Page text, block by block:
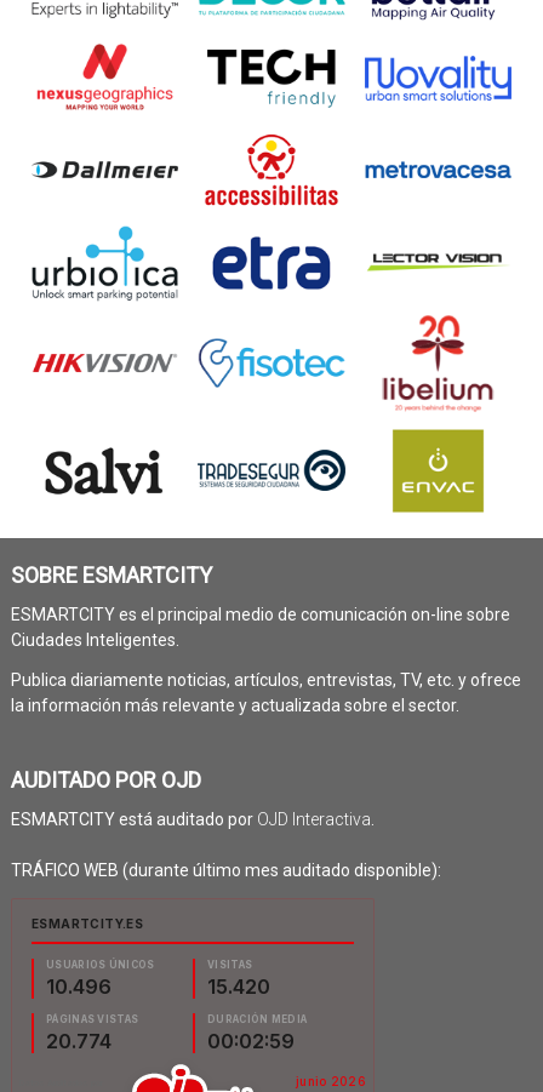
SOBRE ESMARTCITY
ESMARTCITY es el principal medio de comunicación on-line sobre
Ciudades Inteligentes.
Publica diariamente noticias, artículos, entrevistas, TV, etc. y ofrece
la información más relevante y actualizada sobre el sector.
AUDITADO POR OJD
ESMARTCITY está auditado por OJD Interactiva
TRÁFICO WEB (durante último mes auditado disponible):